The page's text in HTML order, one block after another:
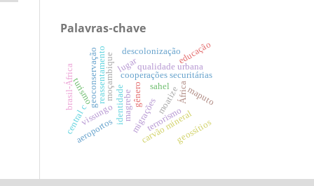
Palavras-chave
terrorismo
África
sahel
magrebemigrações
cooperações securitárias
carvão mineral
reassentamento
identidade
lugar
moatize
vissungo
qualidade urbana
geossítios
geoconservaçãomoçambique
turismo
aeroportos
maputo
central c
brasil-África gênero
educação
descolonização